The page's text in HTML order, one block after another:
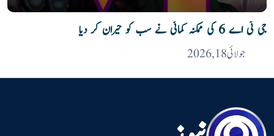
جی ٹی اے 6 کی ممکنہ کمائی نے سب کو حیران کر دیا
جولائی 18, 2026